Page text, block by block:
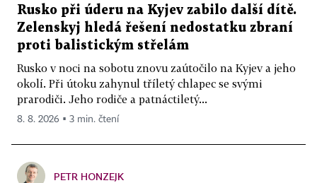
Rusko při úderu na Kyjev zabilo další dítě.
Zelenskyj hledá řešení nedostatku zbraní
proti balistickým střelám
Rusko v noci na sobotu znovu zaútočilo na Kyjev a jeho
okolí. Při útoku zahynul tříletý chlapec se svými
prarodiči. Jeho rodiče a patnáctiletý...
8. 8. 2026 ▪ 3 min. čtení
PETR HONZEJK